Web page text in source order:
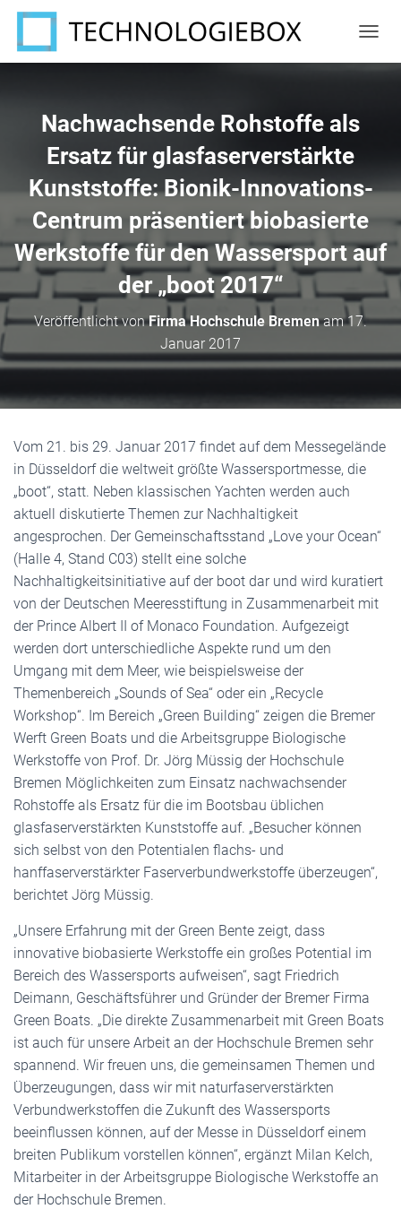
A
S
A
L
E
N
Nachwachsende Rohstoffe als
Ersatz für glasfaserverstärkte
Kunststoffe: Bionik-Innovations-
Centrum präsentiert biobasierte
Werkstoffe für den Wassersport auf
der „boot 2017“
Veröffentlicht vonFirma Hochschule Bremenam17.
Januar 2017
Vom 21. bis 29. Januar 2017 findet auf dem Messegelände
in Düsseldorf die weltweit größte Wassersportmesse, die
„boot“, statt. Neben klassischen Yachten werden auch
aktuell diskutierte Themen zur Nachhaltigkeit
angesprochen. Der Gemeinschaftsstand „Love your Ocean“
(Halle 4, Stand C03) stellt eine solche
Nachhaltigkeitsinitiative auf der boot dar und wird kuratiert
von der Deutschen Meeresstiftung in Zusammenarbeit mit
der Prince Albert II of Monaco Foundation. Aufgezeigt
werden dort unterschiedliche Aspekte rund um den
Umgang mit dem Meer, wie beispielsweise der
Themenbereich „Sounds of Sea“ oder ein „Recycle
Workshop“. Im Bereich „Green Building“ zeigen die Bremer
Werft Green Boats und die Arbeitsgruppe Biologische
Werkstoffe von Prof. Dr. Jörg Müssig der Hochschule
Bremen Möglichkeiten zum Einsatz nachwachsender
Rohstoffe als Ersatz für die im Bootsbau üblichen
glasfaserverstärkten Kunststoffe auf. „Besucher können
sich selbst von den Potentialen flachs- und
hanffaserverstärkter Faserverbundwerkstoffe überzeugen“,
berichtet Jörg Müssig.
„Unsere Erfahrung mit der Green Bente zeigt, dass
innovative biobasierte Werkstoffe ein großes Potential im
Bereich des Wassersports aufweisen“, sagt Friedrich
Deimann, Geschäftsführer und Gründer der Bremer Firma
Green Boats. „Die direkte Zusammenarbeit mit Green Boats
ist auch für unsere Arbeit an der Hochschule Bremen sehr
spannend. Wir freuen uns, die gemeinsamen Themen und
Überzeugungen, dass wir mit naturfaserverstärkten
Verbundwerkstoffen die Zukunft des Wassersports
beeinflussen können, auf der Messe in Düsseldorf einem
breiten Publikum vorstellen können“, ergänzt Milan Kelch,
Mitarbeiter in der Arbeitsgruppe Biologische Werkstoffe an
der Hochschule Bremen.